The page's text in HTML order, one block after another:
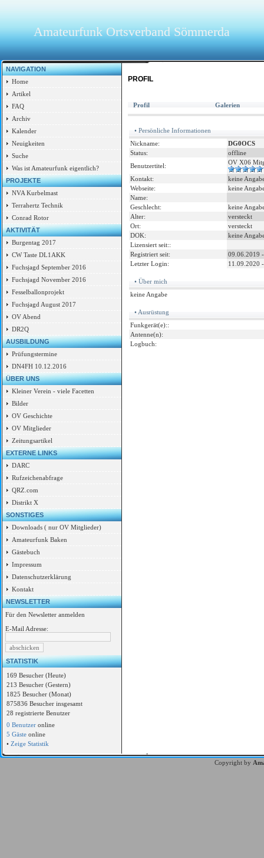
Amateurfunk Ortsverband Sömmerda
NAVIGATION
Home
Artikel
FAQ
Archiv
Kalender
Neuigkeiten
Suche
Was ist Amateurfunk eigentlich?
PROJEKTE
NVA Kurbelmast
Terrahertz Technik
Conrad Rotor
AKTIVITÄT
Burgentag 2017
CW Taste DL1AKK
Fuchsjagd September 2016
Fuchsjagd November 2016
Fesselballonprojekt
Fuchsjagd August 2017
OV Abend
DR2Q
AUSBILDUNG
Prüfungstermine
DN4FH 10.12.2016
ÜBER UNS
Kleiner Verein - viele Facetten
Bilder
OV Geschichte
OV Mitglieder
Zeitungsartikel
EXTERNE LINKS
DARC
Rufzeichenabfrage
QRZ.com
Distrikt X
SONSTIGES
Downloads ( nur OV Mitglieder)
Amateurfunk Baken
Gästebuch
Impressum
Datenschutzerklärung
Kontakt
NEWSLETTER
Für den Newsletter anmelden
E-Mail Adresse:
STATISTIK
169 Besucher (Heute)
213 Besucher (Gestern)
1825 Besucher (Monat)
875836 Besucher insgesamt
28 registrierte Benutzer
0 Benutzer online
5 Gäste online
• Zeige Statistik
PROFIL
Profil Galerien
• Persönliche Informationen
Nickname:
DG0OCS
Status:
offline
Benutzertitel:
OV X06
Kontakt:
keine
Webseite:
keine
Name:
Geschlecht:
keine
Alter:
versteckt
Ort:
versteckt
DOK:
keine
Lizensiert seit::
Registriert seit:
09.06.2019
Letzter Login:
11.09.2020
• Über mich
keine Angabe
• Ausrüstung
Funkgerät(e)::
Antenne(n):
Logbuch:
Copyright by